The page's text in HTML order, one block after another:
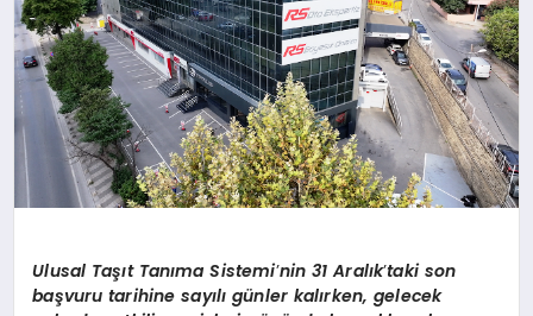
Ulusal Taşıt Tanıma Sistemi’nin 31 Aralık’taki son
başvuru tarihine sayılı günler kalırken, gelecek